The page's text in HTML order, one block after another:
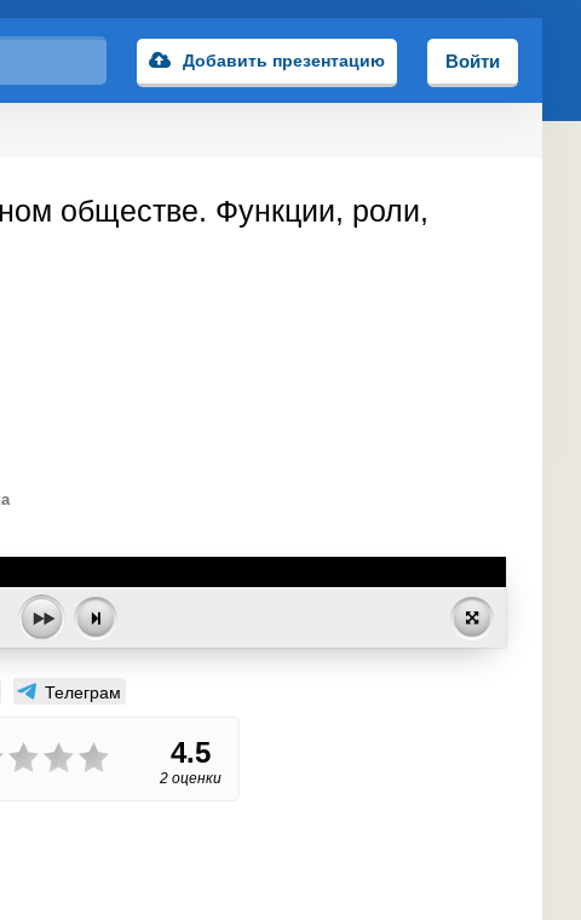
Добавить презентацию Войти
обществе. Функции, роли,
Телеграм
4.5
2 оценки